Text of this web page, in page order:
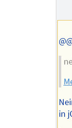
in